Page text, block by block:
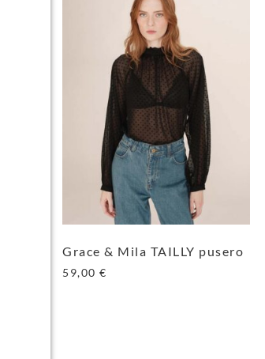
Grace & Mila TAILLY pusero
59,00€